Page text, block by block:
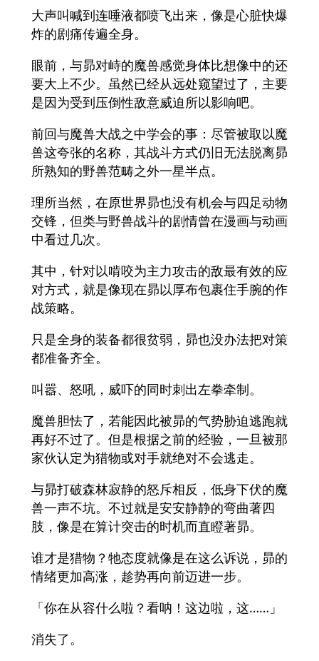
大声叫喊到连唾液都喷飞出来，像是心脏快爆
炸的剧痛传遍全身。
眼前，与昴对峙的魔兽感觉身体比想像中的还
要大上不少。虽然已经从远处窥望过了，主要
是因为受到压倒性敌意威迫所以影响吧。
前回与魔兽大战之中学会的事：尽管被取以魔
兽这夸张的名称，其战斗方式仍旧无法脱离昴
所熟知的野兽范畴之外一星半点。
理所当然，在原世界昴也没有机会与四足动物
交锋，但类与野兽战斗的剧情曾在漫画与动画
中看过几次。
其中，针对以啃咬为主力攻击的敌最有效的应
对方式，就是像现在昴以厚布包裹住手腕的作
战策略。
只是全身的装备都很贫弱，昴也没办法把对策
都准备齐全。
叫嚣、怒吼，威吓的同时刺出左拳牵制。
魔兽胆怯了，若能因此被昴的气势胁迫逃跑就
再好不过了。但是根据之前的经验，一旦被那
家伙认定为猎物或对手就绝对不会逃走。
与昴打破森林寂静的怒斥相反，低身下伏的魔
兽一声不坑。不过就是安安静静的弯曲著四
肢，像是在算计突击的时机而直瞪著昴。
谁才是猎物？牠态度就像是在这么诉说，昴的
情绪更加高涨，趁势再向前迈进一步。
「你在从容什么啦？看呐！这边啦，这……」
消失了。